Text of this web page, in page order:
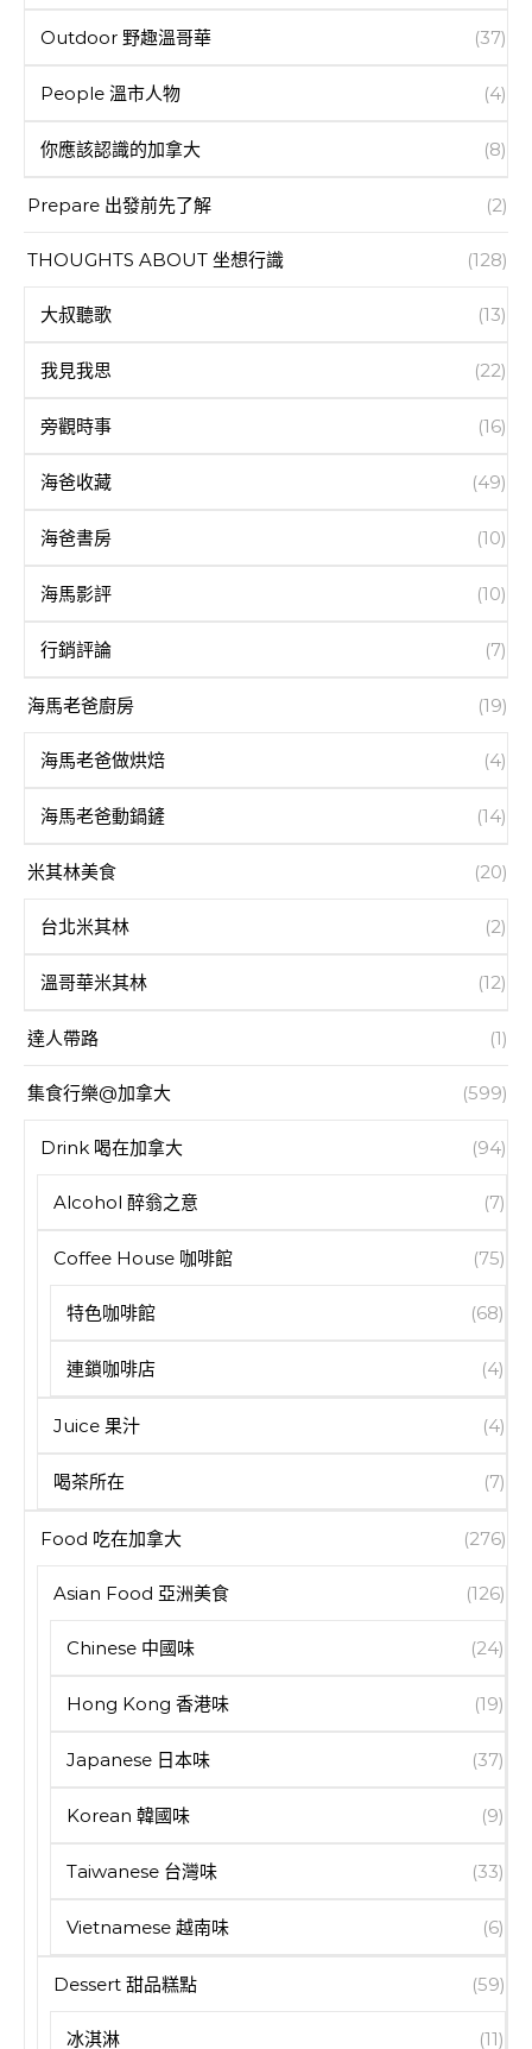
Outdoor 野趣溫哥華 (37)
People 溫市人物 (4)
你應該認識的加拿大 (8)
Prepare 出發前先了解 (2)
THOUGHTS ABOUT 坐想行識 (128)
大叔聽歌 (13)
我見我思 (22)
旁觀時事 (16)
海爸收藏 (49)
海爸書房 (10)
海馬影評 (10)
行銷評論 (7)
海馬老爸廚房 (19)
海馬老爸做烘焙 (4)
海馬老爸動鍋鏟 (14)
米其林美食 (20)
台北米其林 (2)
溫哥華米其林 (12)
達人帶路 (1)
集食行樂@加拿大 (599)
Drink 喝在加拿大 (94)
Alcohol 醉翁之意 (7)
Coffee House 咖啡館 (75)
特色咖啡館 (68)
連鎖咖啡店 (4)
Juice 果汁 (4)
喝茶所在 (7)
Food 吃在加拿大 (276)
Asian Food 亞洲美食 (126)
Chinese 中國味 (24)
Hong Kong 香港味 (19)
Japanese 日本味 (37)
Korean 韓國味 (9)
Taiwanese 台灣味 (33)
Vietnamese 越南味 (6)
Dessert 甜品糕點 (59)
冰淇淋 (11)